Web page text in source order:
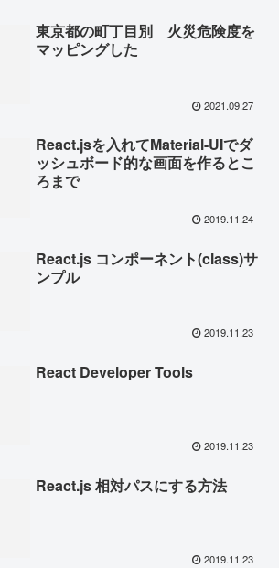
東京都の町丁目別 火災危険度を
マッピングした
2021.09.27
React.jsを入れてMaterial-UIでダ
ッシュボード的な画面を作るとこ
ろまで
2019.11.24
React.js コンポーネント(class)サ
ンプル
2019.11.23
React Developer Tools
2019.11.23
React.js 相対パスにする方法
2019.11.23